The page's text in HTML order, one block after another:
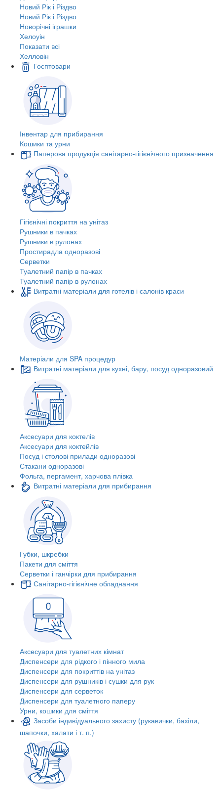
Новий Рік і Різдво
Новий Рік і Різдво
Новорічні іграшки
Хелоуін
Показати всі
Хелловін
Госптовари
Інвентар для прибирання
Кошики та урни
Паперова продукція санітарно-гігієнічного призначення
Гігієнічні покриття на унітаз
Рушники в пачках
Рушники в рулонах
Простирадла одноразові
Серветки
Туалетний папір в пачках
Туалетний папір в рулонах
Витратні матеріали для готелів і салонів краси
Матеріали для SPA процедур
Витратні матеріали для кухні, бару, посуд одноразовий
Аксесуари для коктелів
Аксесуари для коктейлів
Посуд і столові прилади одноразові
Стакани одноразові
Фольга, пергамент, харчова плівка
Витратні матеріали для прибирання
Губки, шкребки
Пакети для сміття
Серветки і ганчірки для прибирання
Санітарно-гігієнічне обладнання
Аксесуари для туалетних кімнат
Диспенсери для рідкого і пінного мила
Диспенсери для покриттів на унітаз
Диспенсери для рушників і сушки для рук
Диспенсери для серветок
Диспенсери для туалетного паперу
Урни, кошики для сміття
Засоби індивідуального захисту (рукавички, бахіли,
шапочки, халати і т. п.)